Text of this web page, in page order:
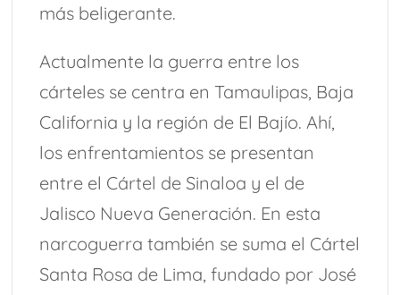
más beligerante.
Actualmente la guerra entre los
cárteles se centra en Tamaulipas, Baja
California y la región de El Bajío. Ahí,
los enfrentamientos se presentan
entre el Cártel de Sinaloa y el de
Jalisco Nueva Generación. En esta
narcoguerra también se suma el Cártel
Santa Rosa de Lima, fundado por José